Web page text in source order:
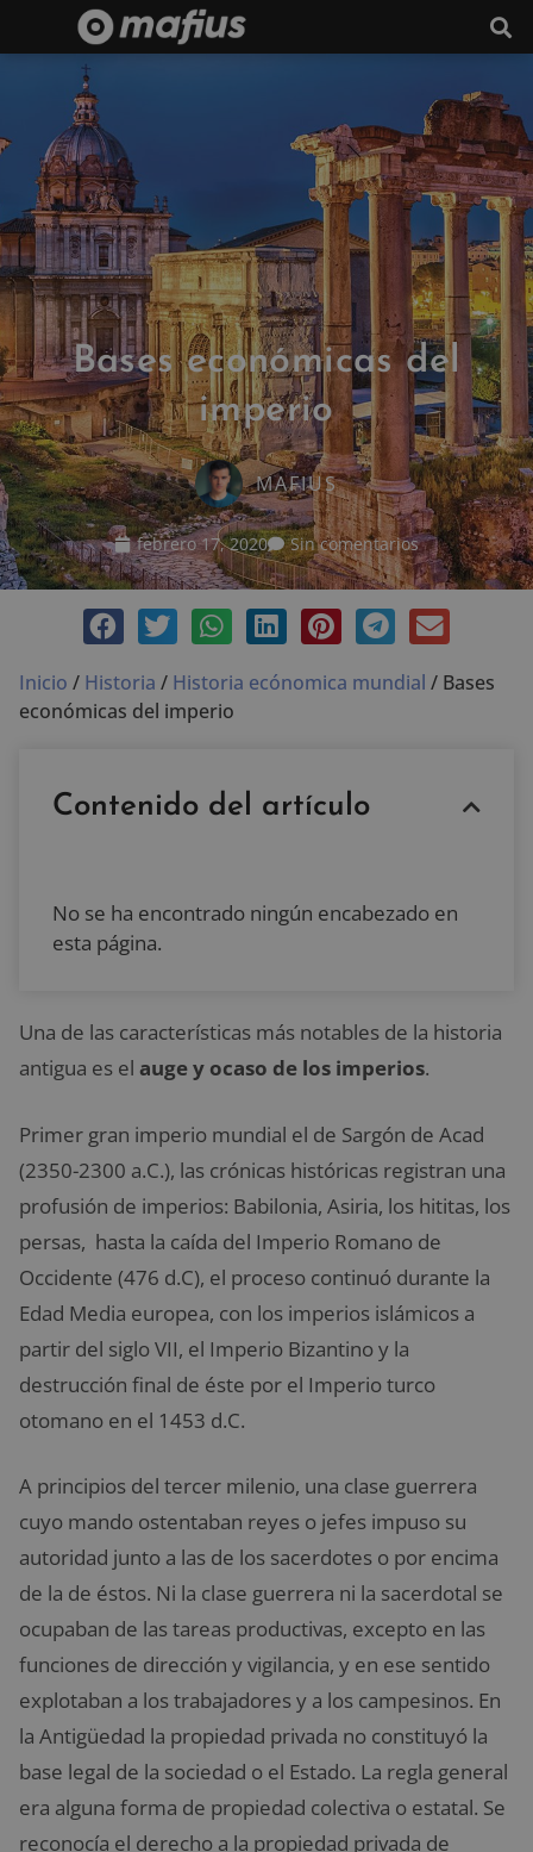
Bases económicas del
imperio
MAFIUS
febrero 17, 2020 Sin comentarios
Inicio / Historia / Historia ecónomica mundial / Bases
económicas del imperio
Contenido del artículo
No se ha encontrado ningún encabezado en
esta página.
Una de las características más notables de la historia
antigua es el auge y ocaso de los imperios.
Primer gran imperio mundial el de Sargón de Acad
(2350-2300 a.C.), las crónicas históricas registran una
profusión de imperios: Babilonia, Asiria, los hititas, los
persas, hasta la caída del Imperio Romano de
Occidente (476 d.C), el proceso continuó durante la
Edad Media europea, con los imperios islámicos a
partir del siglo VII, el Imperio Bizantino y la
destrucción final de éste por el Imperio turco
otomano en el 1453 d.C.
A principios del tercer milenio, una clase guerrera
cuyo mando ostentaban reyes o jefes impuso su
autoridad junto a las de los sacerdotes o por encima
de la de éstos. Ni la clase guerrera ni la sacerdotal se
ocupaban de las tareas productivas, excepto en las
funciones de dirección y vigilancia, y en ese sentido
explotaban a los trabajadores y a los campesinos. En
la Antigüedad la propiedad privada no constituyó la
base legal de la sociedad o el Estado. La regla general
era alguna forma de propiedad colectiva o estatal. Se
reconocía el derecho a la propiedad privada de